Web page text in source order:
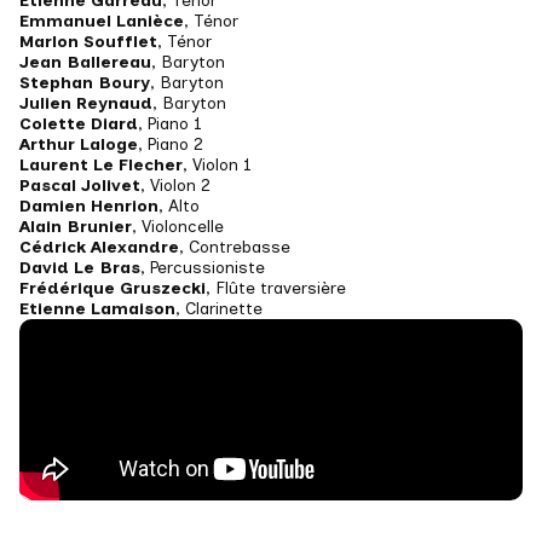
Emmanuel Lanièce, Ténor
Marlon Soufflet, Ténor
Jean Ballereau, Baryton
Stephan Boury, Baryton
Julien Reynaud, Baryton
Colette Diard, Piano 1
Arthur Laloge, Piano 2
Laurent Le Flecher, Violon 1
Pascal Jolivet, Violon 2
Damien Henrion, Alto
Alain Brunier, Violoncelle
Cédrick Alexandre, Contrebasse
David Le Bras, Percussioniste
Frédérique Gruszecki, Flûte traversière
Etienne Lamaison, Clarinette